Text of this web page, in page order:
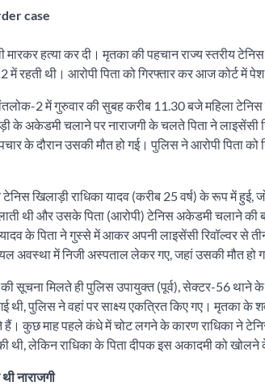
case
मारकर हत्या कर दी। मृतका की पहचान राज्य स्तरीय
थी। आरोपी पिता को गिरफ्तार कर आज कोर्ट में पेश
2 में गुरुवार की सुबह करीब 11.30 बजे महिला टेनिस
के अकेडमी चलाने पर नाराजगी के चलते पिता ने लाइसेंसी
के दौरान उसकी मौत हो गई। पुलिस ने आरोपी पिता
टेनिस खिलाड़ी राधिका यादव (करीब 25 वर्ष) के रूप में
थी और उसके पिता (आरोपी) टेनिस अकेडमी चलाने
के पिता ने गुस्से में आकर अपनी लाइसेंसी रिवॉल्वर से
अवस्था में निजी अस्पताल लेकर गए, जहां उसकी मौत हो
की सूचना मिलते ही पुलिस उपायुक्त (पूर्व), सेक्टर-56
थी, पुलिस ने वहां पर साक्ष्य एकत्रित किए गए। मृतका के
कुछ माह पहले कंधे में चोट लगने के कारण राधिका ने टेनिस
थी, लेकिन राधिका के पिता दीपक इस अकादमी को
नाराजगी